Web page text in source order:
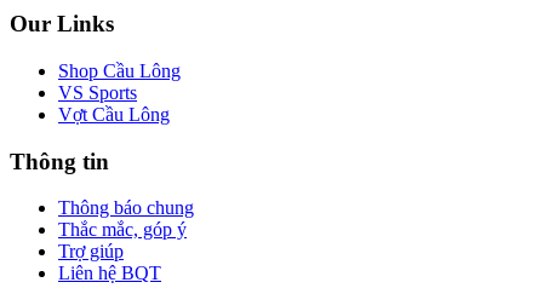
Our Links
Shop Cầu Lông
VS Sports
Vợt Cầu Lông
Thông tin
Thông báo chung
Thắc mắc, góp ý
Trợ giúp
Liên hệ BQT